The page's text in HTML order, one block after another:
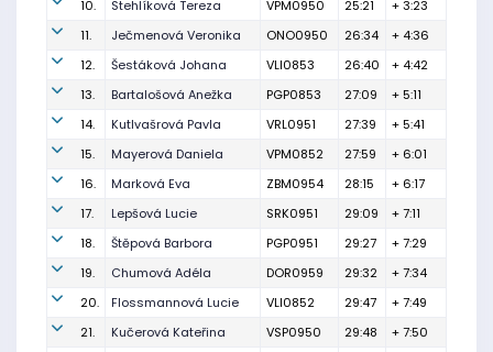
10.
Stehlíková Tereza VPM0950 25:21
+ 3:23
11.
Ječmenová Veronika ONO0950 26:34
+ 4:36
12.
Šestáková Johana VLI0853 26:40
+ 4:42
13.
Bartalošová Anežka PGP0853 27:09
+ 5:11
14.
Kutlvašrová Pavla VRL0951 27:39
+ 5:41
15.
Mayerová Daniela VPM0852 27:59
+ 6:01
16.
Marková Eva ZBM0954 28:15
+ 6:17
17.
Lepšová Lucie SRK0951 29:09
+ 7:11
18.
Štěpová Barbora PGP0951 29:27
+ 7:29
19.
Chumová Adéla DOR0959 29:32
+ 7:34
20.
Flossmannová Lucie VLI0852 29:47
+ 7:49
21.
Kučerová Kateřina VSP0950 29:48
+ 7:50